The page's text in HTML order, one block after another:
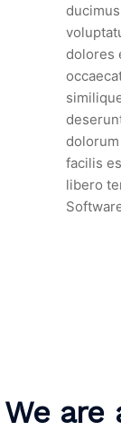
dolores
facilis
libero
We are